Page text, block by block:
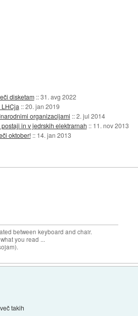
disketam ::31. avg 2022
::20. jan 2019
organizacijami ::2. jul 2014
in v jedrskih elektrarnah :: 11. nov 2013
oktober! :: 14. jan 2013
between keyboard and chair.
you read ...
takih